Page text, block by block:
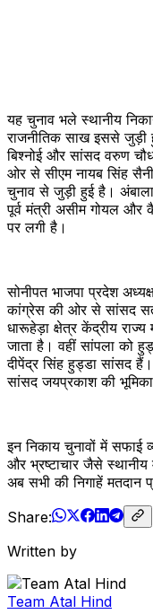
यह चुनाव भले स्थानीय
राजनीतिक साख इससे जुड़ी
बिश्नोई और सांसद वरुण
ओर से सीएम नायब सिंह
चुनाव से जुड़ी हुई है।
पूर्व मंत्री असीम गोयल और
पर लगी है।
सोनीपत भाजपा प्रदेश
कांग्रेस की ओर से सांसद
धारूहेड़ा क्षेत्र केंद्रीय राज्य
जाता है। वहीं सांपला को
दीपेंद्र सिंह हुड्डा सांसद
सांसद जयप्रकाश की भूमिका
इन निकाय चुनावों में सफाई
और भ्रष्टाचार जैसे स्थानीय
अब सभी की निगाहें मतदान
Share:
Written by
Team Atal Hind